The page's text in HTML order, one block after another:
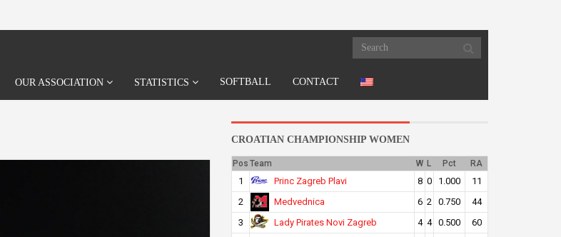
OUR ASSOCIATION STATISTICS SOFTBALL CONTACT
CROATIAN CHAMPIONSHIP WOMEN
Pos Team W L Pct RA
1 Princ Zagreb Plavi 8 0 1.000
11
2
Medvednica 6 2 0.750
44
3
Lady Pirates Novi Zagreb 4 4 0.500
60